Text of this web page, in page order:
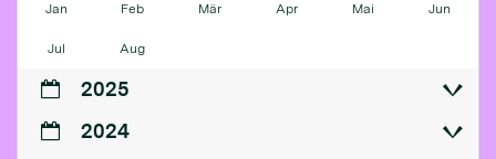
Jan Feb Mär Apr Mai Jun
Jul Aug
2025
2024